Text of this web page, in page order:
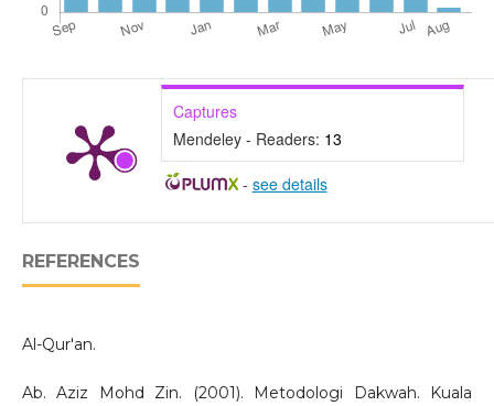
Captures
Mendeley - Readers: 13
- see details
REFERENCES
Al-Qur'an.
Ab. Aziz Mohd Zin. (2001). Metodologi Dakwah. Kuala